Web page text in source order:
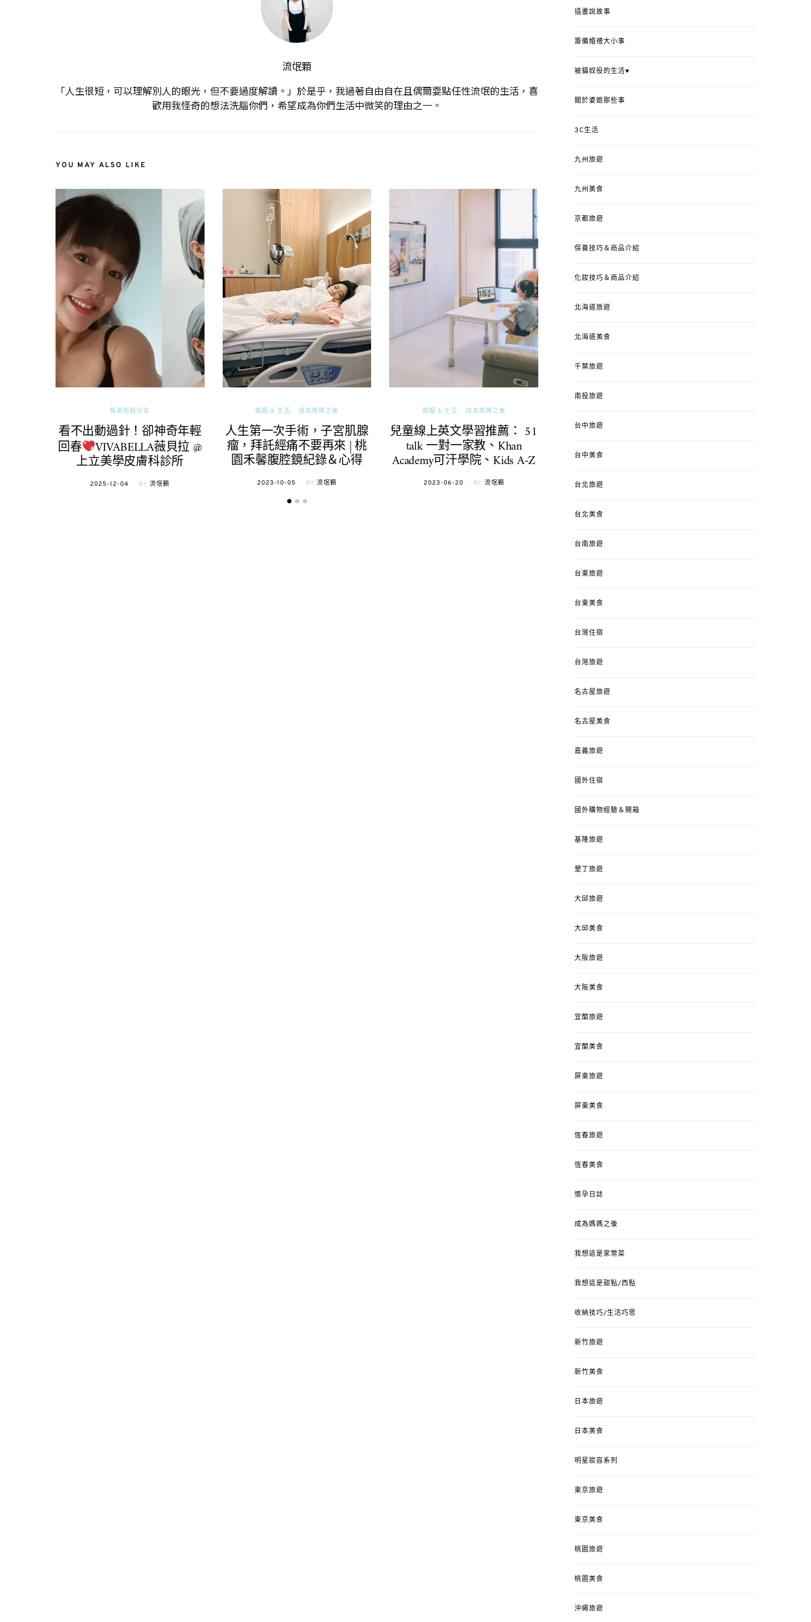
流氓顆
「人生很短，可以理解別人的眼光，但不要過度解讀。」於是乎，我過著自由自在且偶爾耍點任性流氓的生活，喜
歡用我怪奇的想法洗腦你們，希望成為你們生活中微笑的理由之一。
YOU MAY ALSO LIKE
醫美經驗分享
看不出動過針！卻神奇年輕
回春 VIVABELLA薇貝拉 @
上立美學皮膚科診所
POSTED
2025-12-04 BY 流氓顆
婚姻 & 生活 成為媽媽之後
人生第一次手術，子宮肌腺
瘤，拜託經痛不要再來 | 桃
園禾馨腹腔鏡紀錄＆心得
POSTED
2023-10-05 BY 流氓顆
婚姻 & 生活 成為媽媽之後
兒童線上英文學習推薦： 51
talk 一對一家教、Khan
Academy可汗學院、Kids A-Z
POSTED
2023-06-20 BY 流氓顆
4y3m ：視力檢查、練習犯
錯、認識華德福
插畫說故事
籌備婚禮大小事
被貓奴役的生活♥
關於婆媳那些事
3C生活
九州旅遊
九州美食
京都旅遊
保養技巧＆商品介紹
化妝技巧＆商品介紹
北海道旅遊
北海道美食
千葉旅遊
南投旅遊
台中旅遊
台中美食
台北旅遊
台北美食
台南旅遊
台東旅遊
台東美食
台灣住宿
台灣旅遊
名古屋旅遊
名古屋美食
嘉義旅遊
國外住宿
國外購物經驗＆開箱
基隆旅遊
墾丁旅遊
大邱旅遊
大邱美食
大阪旅遊
大阪美食
宜蘭旅遊
宜蘭美食
屏東旅遊
屏東美食
恆春旅遊
恆春美食
懷孕日誌
成為媽媽之後
我想這是家常菜
我想這是甜點/西點
收納技巧/生活巧思
新竹旅遊
新竹美食
日本旅遊
日本美食
明星妝容系列
東京旅遊
東京美食
桃園旅遊
桃園美食
沖繩旅遊